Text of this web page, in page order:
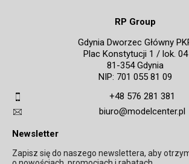
RP Group
Gdynia Dworzec Główny
Plac Konstytucji 1 / lok. 04
81-354 Gdynia
NIP: 701 055 81 09
+48 576 281 381
biuro@modelcenter.pl
Newsletter
Zapisz się do naszego newslettera, aby